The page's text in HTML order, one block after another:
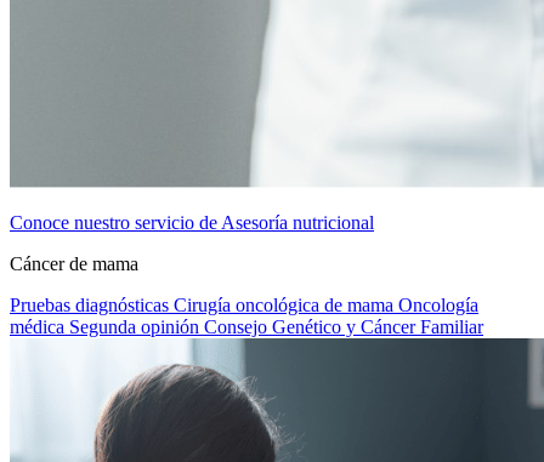
Conoce nuestro servicio de Asesoría nutricional
Cáncer de mama
Pruebas diagnósticas Cirugía oncológica de mama Oncología
médica Segunda opinión Consejo Genético y Cáncer Familiar